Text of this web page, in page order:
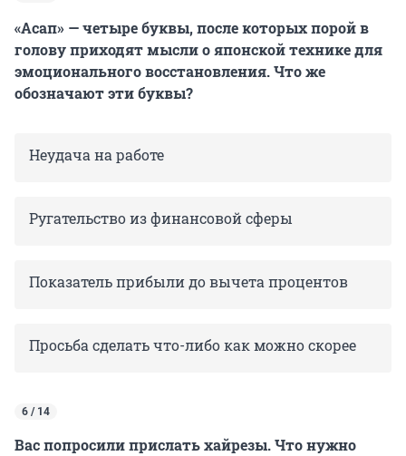
«Асап» — четыре буквы, после которых порой в
голову приходят мысли о японской технике для
эмоционального восстановления. Что же
обозначают эти буквы?
Неудача на работе
Ругательство из финансовой сферы
Показатель прибыли до вычета процентов
Просьба сделать что-либо как можно скорее
6 / 14
Вас попросили прислать хайрезы. Что нужно